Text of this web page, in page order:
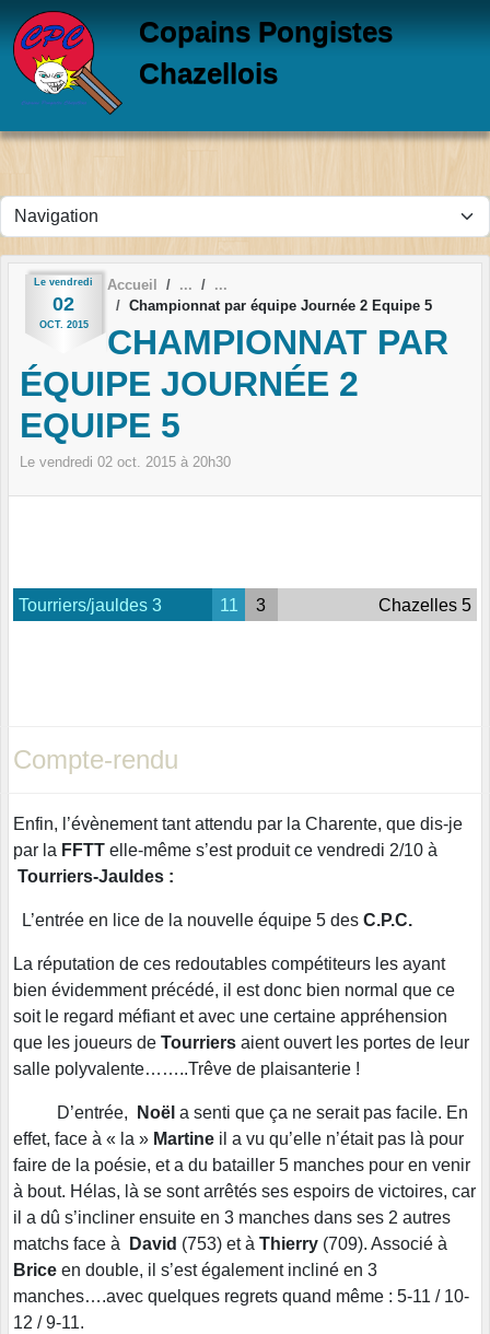
Copains Pongistes
Chazellois
Le vendredi
02
OCT. 2015
Accueil
Championnat par équipe Journée 2 Equipe 5
CHAMPIONNAT PAR
ÉQUIPE JOURNÉE 2
EQUIPE 5
Le vendredi 02 oct. 2015 à 20h30
Tourriers/jauldes 3 11 3 Chazelles 5
Compte-rendu
Enfin, l’évènement tant attendu par la Charente, que dis-je
par la FFTT elle-même s’est produit ce vendredi 2/10 à
Tourriers-Jauldes :
L’entrée en lice de la nouvelle équipe 5 des C.P.C.
La réputation de ces redoutables compétiteurs les ayant
bien évidemment précédé, il est donc bien normal que ce
soit le regard méfiant et avec une certaine appréhension
que les joueurs de Tourriers aient ouvert les portes de leur
salle polyvalente……..Trêve de plaisanterie !
D’entrée, Noël a senti que ça ne serait pas facile. En
effet, face à « la » Martine il a vu qu’elle n’était pas là pour
faire de la poésie, et a du batailler 5 manches pour en venir
à bout. Hélas, là se sont arrêtés ses espoirs de victoires, car
il a dû s’incliner ensuite en 3 manches dans ses 2 autres
matchs face à
David (753) et à Thierry (709). Associé à
Brice en double, il s’est également incliné en 3
manches….avec quelques regrets quand même : 5-11 / 10-
12 / 9-11.
Panneau de gestion des cookies